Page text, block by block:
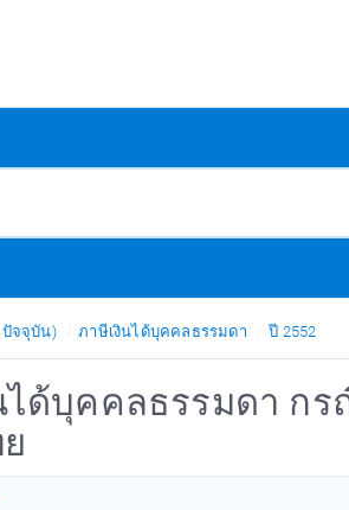
ปัจจุบัน) ภาษีเงินได้บุคคลธรรมดา ปี 2552
ได้บุคคลธรรมดา ก